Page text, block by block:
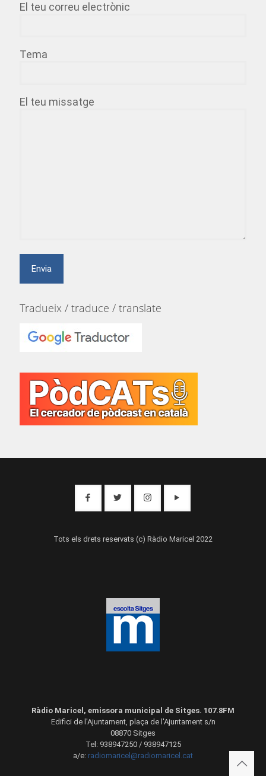
El teu correu electrònic
Tema
El teu missatge
Tradueix / traduce / translate
Tots els drets reservats (c) Ràdio Maricel 2022
Ràdio Maricel, emissora municipal de Sitges. 107.8FM
Edifici de l'Ajuntament, plaça de l'Ajuntament s/n
08870 Sitges
Tel: 938947250 / 938947125
a/e: radiomaricel@radiomaricel.cat